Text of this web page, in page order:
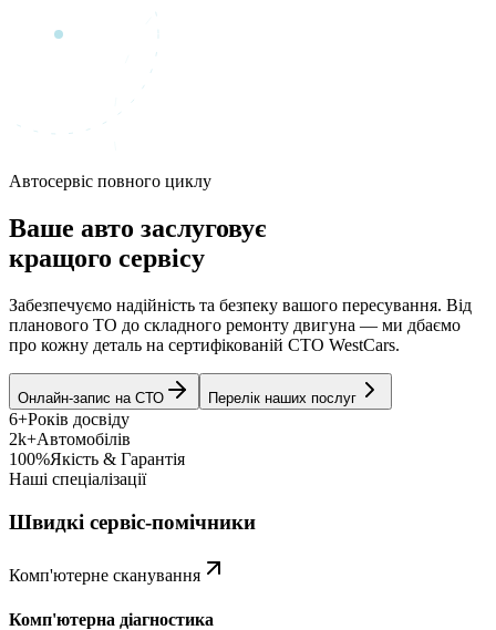
Автосервіс повного циклу
Ваше авто заслуговує
кращого сервісу
Забезпечуємо надійність та безпеку вашого пересування. Від
планового ТО до складного ремонту двигуна — ми дбаємо
про кожну деталь на сертифікованій СТО WestCars.
Онлайн-запис на СТО Перелік наших послуг
6+Років досвіду
2k+Автомобілів
100%Якість & Гарантія
Наші спеціалізації
Швидкі сервіс-помічники
Комп'ютерне сканування
Комп'ютерна діагностика